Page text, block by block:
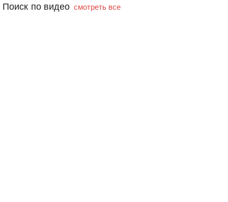
Поиск по видео смотреть все